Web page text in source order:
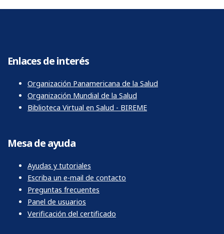
Enlaces de interés
Organización Panamericana de la Salud
Organización Mundial de la Salud
Biblioteca Virtual en Salud - BIREME
Mesa de ayuda
Ayudas y tutoriales
Escriba un e-mail de contacto
Preguntas frecuentes
Panel de usuarios
Verificación del certificado